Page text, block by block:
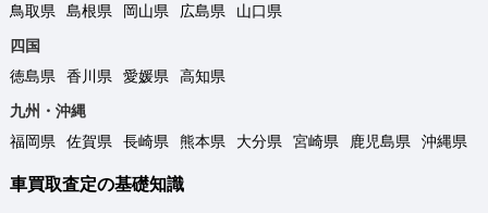
鳥取県
島根県 岡山県 広島県
山口県
四国
徳島県
香川県 愛媛県
高知県
九州・沖縄
福岡県
佐賀県 長崎県 熊本県 大分県 宮崎県 鹿児島県 沖縄県
車買取査定の基礎知識